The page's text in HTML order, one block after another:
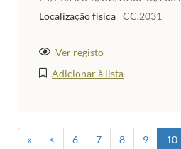
Localização física CC.2031
Ver registo
Adicionar à lista
« < 6 7 8 9 10